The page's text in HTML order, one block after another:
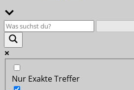
Nur Exakte Treffer